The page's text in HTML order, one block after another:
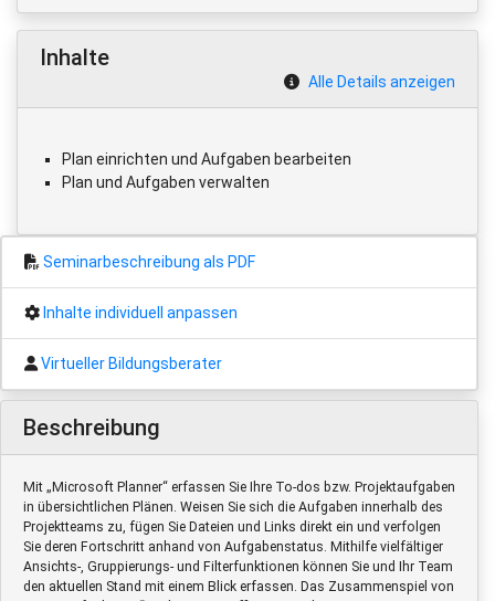
Inhalte
Alle Details anzeigen
Plan einrichten und Aufgaben bearbeiten
Plan und Aufgaben verwalten
Seminarbeschreibung als PDF
Inhalte individuell anpassen
Virtueller Bildungsberater
Beschreibung
Mit „Microsoft Planner“ erfassen Sie Ihre To-dos bzw. Projektaufgaben
in übersichtlichen Plänen. Weisen Sie sich die Aufgaben innerhalb des
Projektteams zu, fügen Sie Dateien und Links direkt ein und verfolgen
Sie deren Fortschritt anhand von Aufgabenstatus. Mithilfe vielfältiger
Ansichts-, Gruppierungs- und Filterfunktionen können Sie und Ihr Team
den aktuellen Stand mit einem Blick erfassen. Das Zusammenspiel von